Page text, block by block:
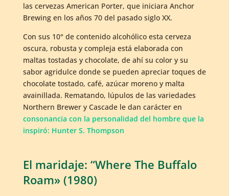
las cervezas American Porter, que iniciara Anchor
Brewing en los años 70 del pasado siglo XX.
Con sus 10° de contenido alcohólico esta cerveza
oscura, robusta y compleja está elaborada con
maltas tostadas y chocolate, de ahí su color y su
sabor agridulce donde se pueden apreciar toques de
chocolate tostado, café, azúcar moreno y malta
avainillada. Rematando, lúpulos de las variedades
Northern Brewer y Cascade le dan carácter en
consonancia con la personalidad del hombre que la
inspiró: Hunter S. Thompson
El maridaje: “Where The Buffalo
Roam» (1980)